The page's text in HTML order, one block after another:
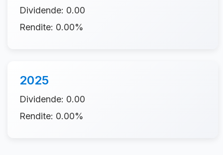
Dividende: 0.00
Rendite: 0.00%
2025
Dividende: 0.00
Rendite: 0.00%